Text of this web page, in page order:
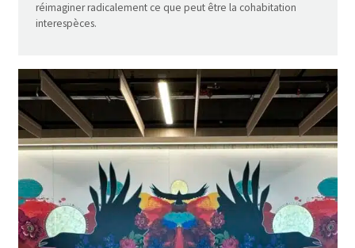
réimaginer radicalement ce que peut être la cohabitation
interespèces.